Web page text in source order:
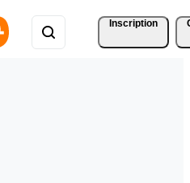
Inscription